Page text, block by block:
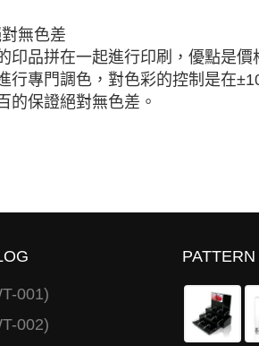
無色差
印品拼在一起進行印刷，優點是價
行專門調色，對色彩的控制是在
的保證絕對無色差。
001)
002)
PATTERN